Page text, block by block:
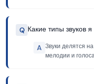
Q Какие типы звуков
A Звуки делятся
мелодии и